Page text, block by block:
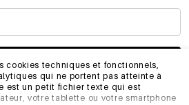
cookies techniques et fonctionnels,
qui ne portent pas atteinte à
est un petit fichier texte qui est
votre tablette ou votre smartphone
JE M’INSCRIS